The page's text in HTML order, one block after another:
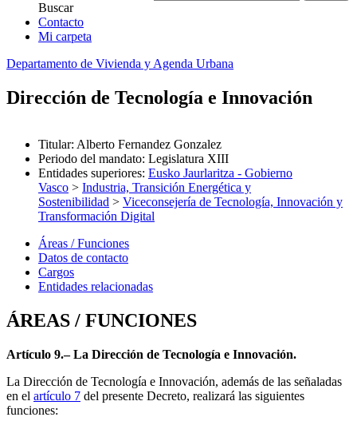
Buscar
Contacto
Mi carpeta
Departamento de Vivienda y Agenda Urbana
Dirección de Tecnología e Innovación
Titular: Alberto Fernandez Gonzalez
Periodo del mandato: Legislatura XIII
Entidades superiores: Eusko Jaurlaritza - Gobierno
Vasco > Industria, Transición Energética y
Sostenibilidad > Viceconsejería de Tecnología, Innovación y
Transformación Digital
Áreas / Funciones
Datos de contacto
Cargos
Entidades relacionadas
ÁREAS / FUNCIONES
Artículo 9.– La Dirección de Tecnología e Innovación.
La Dirección de Tecnología e Innovación, además de las señaladas
en el artículo 7 del presente Decreto, realizará las siguientes
funciones: